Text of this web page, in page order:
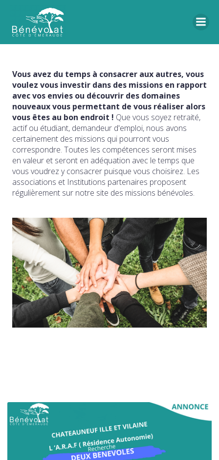
Vous avez du temps à consacrer aux autres, vous
voulez vous investir dans des missions en rapport
avec vos envies ou découvrir des domaines
nouveaux vous permettant de vous réaliser alors
vous êtes au bon endroit ! Que vous soyez retraité,
actif ou étudiant, demandeur d'emploi, nous avons
certainement des missions qui pourront vous
correspondre. Toutes les compétences seront mises
en valeur et seront en adéquation avec le temps que
vous voudrez y consacrer puisque vous choisirez. Les
associations et Institutions partenaires proposent
régulièrement sur notre site des missions bénévoles.